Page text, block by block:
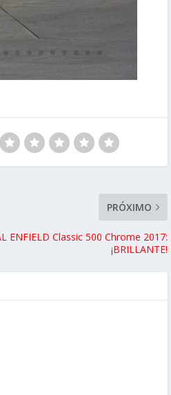
PRÓXIMO
ENFIELD Classic 500 Chrome 2017:
¡BRILLANTE!